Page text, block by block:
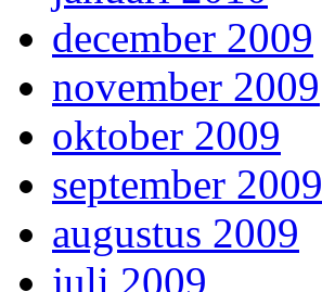
december 2009
november 2009
oktober 2009
september 2009
augustus 2009
juli 2009